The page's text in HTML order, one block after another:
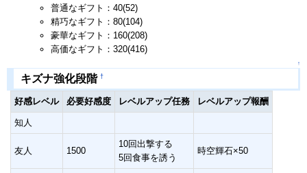
普通なギフト：40(52)
精巧なギフト：80(104)
豪華なギフト：160(208)
高価なギフト：320(416)
↑
キズナ強化段階 †
好感レベル 必要好感度 レベルアップ任務 レベルアップ報酬
知人
友人 1500
10回出撃する
5回食事を誘う
時空輝石×50